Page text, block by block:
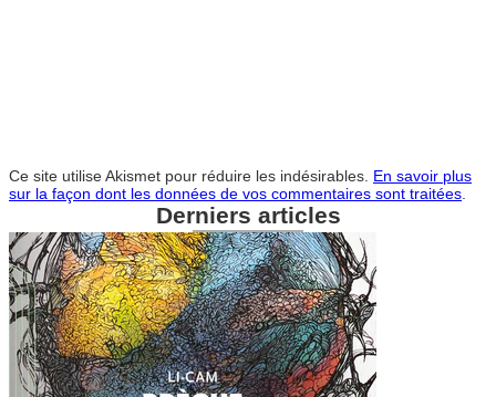
Ce site utilise Akismet pour réduire les indésirables. En savoir plus
sur la façon dont les données de vos commentaires sont traitées
Derniers articles